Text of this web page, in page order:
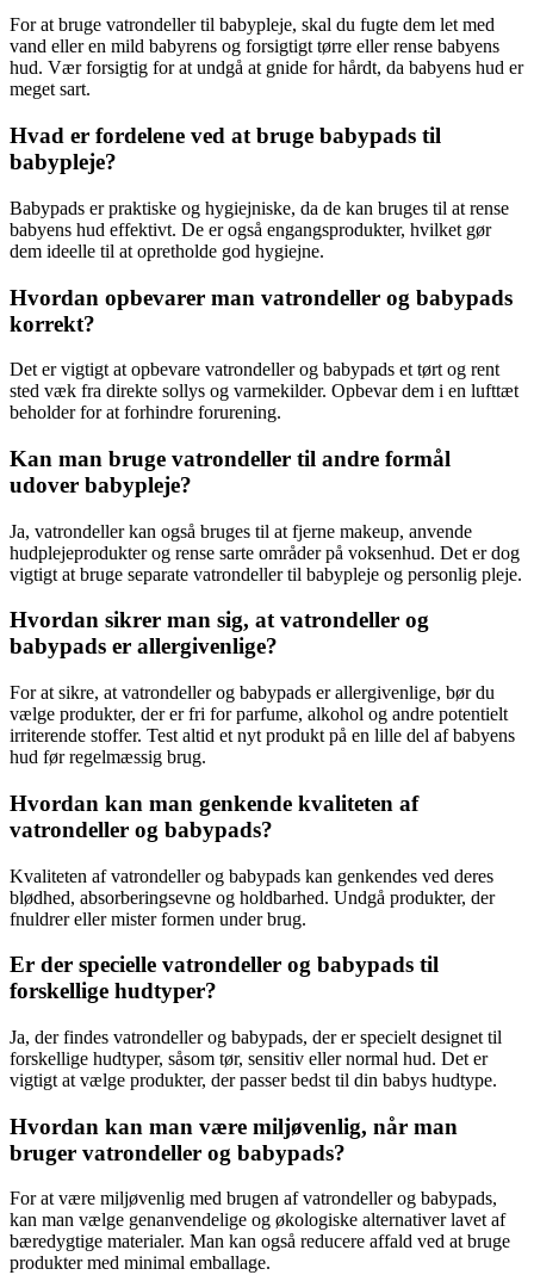
For at bruge vatrondeller til babypleje, skal du fugte dem let med
vand eller en mild babyrens og forsigtigt tørre eller rense babyens
hud. Vær forsigtig for at undgå at gnide for hårdt, da babyens hud er
meget sart.
Hvad er fordelene ved at bruge babypads til
babypleje?
Babypads er praktiske og hygiejniske, da de kan bruges til at rense
babyens hud effektivt. De er også engangsprodukter, hvilket gør
dem ideelle til at opretholde god hygiejne.
Hvordan opbevarer man vatrondeller og babypads
korrekt?
Det er vigtigt at opbevare vatrondeller og babypads et tørt og rent
sted væk fra direkte sollys og varmekilder. Opbevar dem i en lufttæt
beholder for at forhindre forurening.
Kan man bruge vatrondeller til andre formål
udover babypleje?
Ja, vatrondeller kan også bruges til at fjerne makeup, anvende
hudplejeprodukter og rense sarte områder på voksenhud. Det er dog
vigtigt at bruge separate vatrondeller til babypleje og personlig pleje.
Hvordan sikrer man sig, at vatrondeller og
babypads er allergivenlige?
For at sikre, at vatrondeller og babypads er allergivenlige, bør du
vælge produkter, der er fri for parfume, alkohol og andre potentielt
irriterende stoffer. Test altid et nyt produkt på en lille del af babyens
hud før regelmæssig brug.
Hvordan kan man genkende kvaliteten af
vatrondeller og babypads?
Kvaliteten af vatrondeller og babypads kan genkendes ved deres
blødhed, absorberingsevne og holdbarhed. Undgå produkter, der
fnuldrer eller mister formen under brug.
Er der specielle vatrondeller og babypads til
forskellige hudtyper?
Ja, der findes vatrondeller og babypads, der er specielt designet til
forskellige hudtyper, såsom tør, sensitiv eller normal hud. Det er
vigtigt at vælge produkter, der passer bedst til din babys hudtype.
Hvordan kan man være miljøvenlig, når man
bruger vatrondeller og babypads?
For at være miljøvenlig med brugen af vatrondeller og babypads,
kan man vælge genanvendelige og økologiske alternativer lavet af
bæredygtige materialer. Man kan også reducere affald ved at bruge
produkter med minimal emballage.